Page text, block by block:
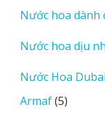
Nước hoa dành
Nước hoa dịu
Nước Hoa Dubai
Armaf 55